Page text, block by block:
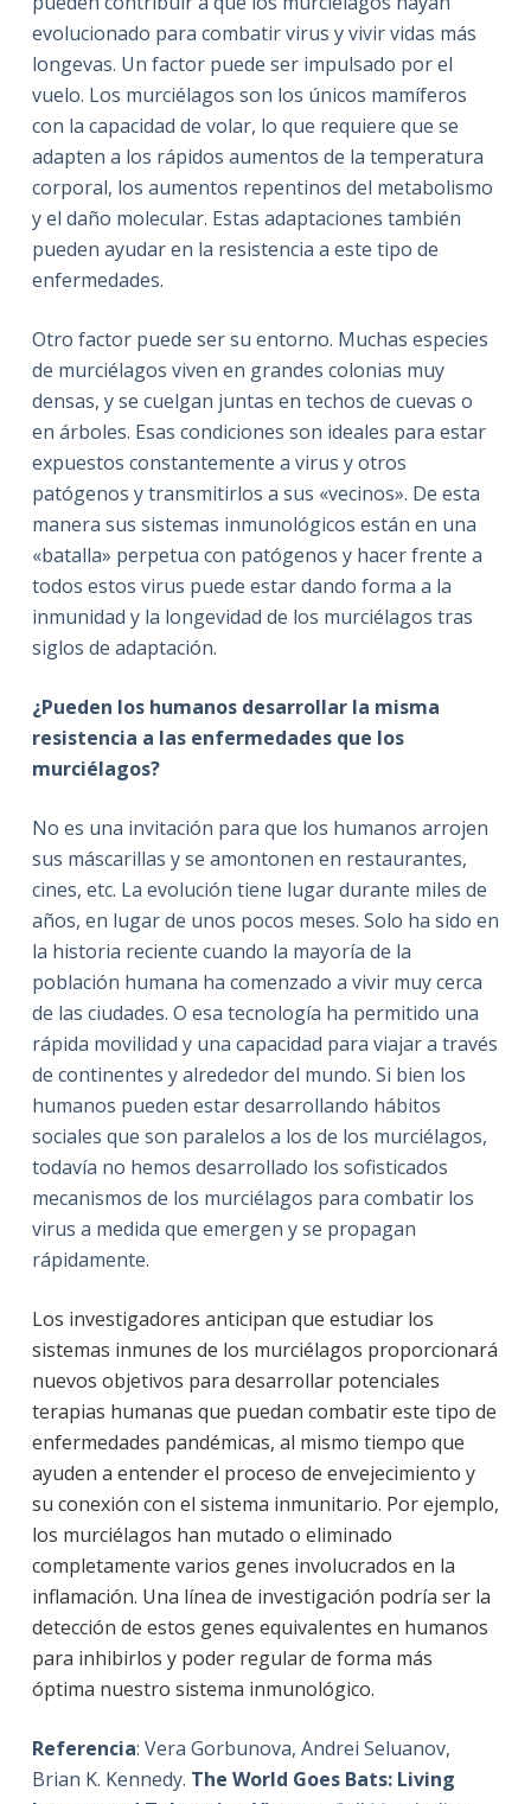
evolucionado para combatir virus y vivir vidas más
longevas. Un factor puede ser impulsado por el
vuelo. Los murciélagos son los únicos mamíferos
con la capacidad de volar, lo que requiere que se
adapten a los rápidos aumentos de la temperatura
corporal, los aumentos repentinos del metabolismo
y el daño molecular. Estas adaptaciones también
pueden ayudar en la resistencia a este tipo de
enfermedades.
Otro factor puede ser su entorno. Muchas especies
de murciélagos viven en grandes colonias muy
densas, y se cuelgan juntas en techos de cuevas o
en árboles. Esas condiciones son ideales para estar
expuestos constantemente a virus y otros
patógenos y transmitirlos a sus «vecinos». De esta
manera sus sistemas inmunológicos están en una
«batalla» perpetua con patógenos y hacer frente a
todos estos virus puede estar dando forma a la
inmunidad y la longevidad de los murciélagos tras
siglos de adaptación.
¿Pueden los humanos desarrollar la misma
resistencia a las enfermedades que los
murciélagos?
No es una invitación para que los humanos arrojen
sus máscarillas y se amontonen en restaurantes,
cines, etc. La evolución tiene lugar durante miles de
años, en lugar de unos pocos meses. Solo ha sido en
la historia reciente cuando la mayoría de la
población humana ha comenzado a vivir muy cerca
de las ciudades. O esa tecnología ha permitido una
rápida movilidad y una capacidad para viajar a través
de continentes y alrededor del mundo. Si bien los
humanos pueden estar desarrollando hábitos
sociales que son paralelos a los de los murciélagos,
todavía no hemos desarrollado los sofisticados
mecanismos de los murciélagos para combatir los
virus a medida que emergen y se propagan
rápidamente.
Los investigadores anticipan que estudiar los
sistemas inmunes de los murciélagos proporcionará
nuevos objetivos para desarrollar potenciales
terapias humanas que puedan combatir este tipo de
enfermedades pandémicas, al mismo tiempo que
ayuden a entender el proceso de envejecimiento y
su conexión con el sistema inmunitario. Por ejemplo,
los murciélagos han mutado o eliminado
completamente varios genes involucrados en la
inflamación. Una línea de investigación podría ser la
detección de estos genes equivalentes en humanos
para inhibirlos y poder regular de forma más
óptima nuestro sistema inmunológico.
Referencia: Vera Gorbunova, Andrei Seluanov,
Brian K. Kennedy. The World Goes Bats: Living